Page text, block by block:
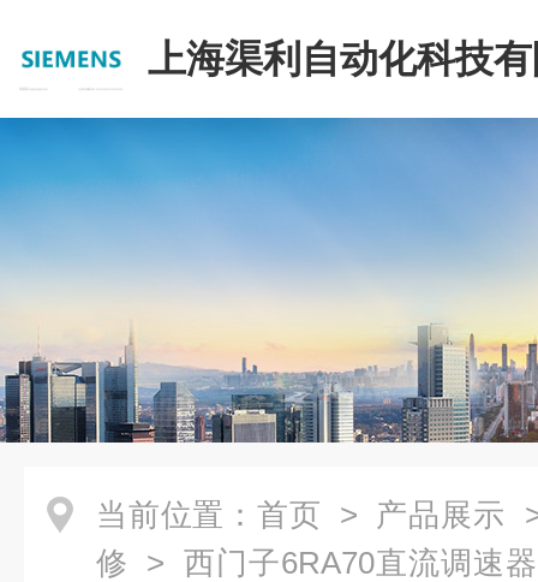
上海渠利自动化科技
当前位置： 首页 > 产品展示
修 > 西门子6RA70直流调速